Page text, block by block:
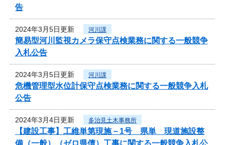
告
2024年3月5日更新 河川課
簡易型河川監視カメラ保守点検業務に関する一般競争
入札公告
2024年3月5日更新 河川課
危機管理型水位計保守点検業務に関する一般競争入札
公告
2024年3月4日更新 多治見土木事務所
【建設工事】工維単第現施－1号 県単 現道施設整
備（一般）（ゼロ県債）工事に関する一般競争入札公